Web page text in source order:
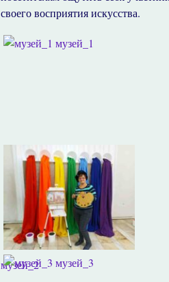
своего восприятия искусства.
музей_1
музей_2 музей_3